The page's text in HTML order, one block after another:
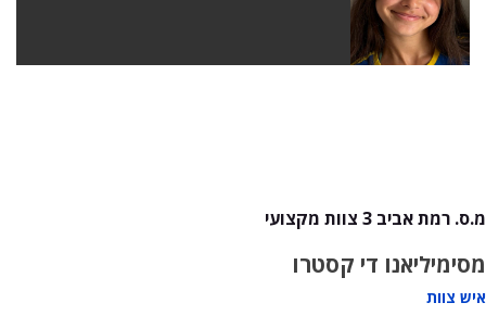
מ.ס. רמת אביב 3 צוות מקצועי
מסימיליאנו די קסטרו
איש צוות